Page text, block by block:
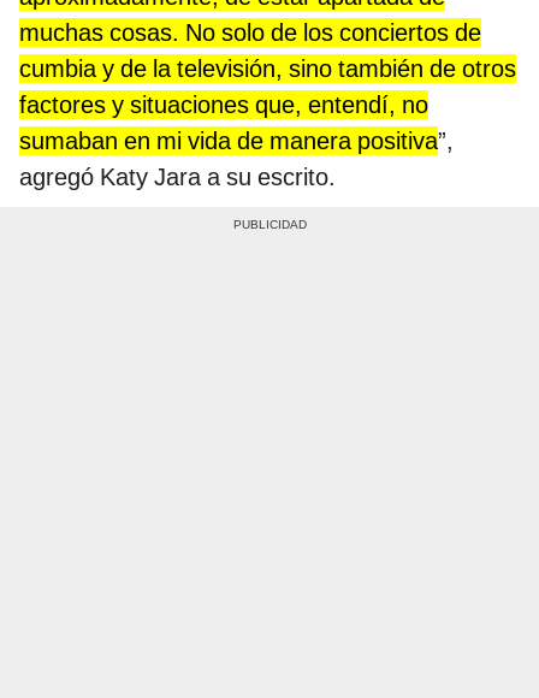
muchas cosas. No solo de los conciertos de
cumbia y de la televisión, sino también de otros
factores y situaciones que, entendí, no
sumaban en mi vida de manera positiva”,
agregó Katy Jara a su escrito.